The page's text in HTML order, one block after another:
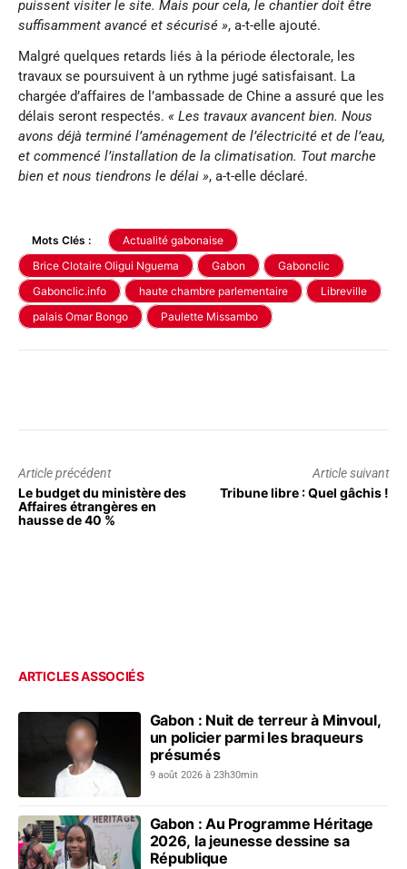
puissent visiter le site. Mais pour cela, le chantier doit être
suffisamment avancé et sécurisé », a-t-elle ajouté.
Malgré quelques retards liés à la période électorale, les
travaux se poursuivent à un rythme jugé satisfaisant. La
chargée d’affaires de l’ambassade de Chine a assuré que les
délais seront respectés. « Les travaux avancent bien. Nous
avons déjà terminé l’aménagement de l’électricité et de l’eau,
et commencé l’installation de la climatisation. Tout marche
bien et nous tiendrons le délai », a-t-elle déclaré.
Mots Clés :
Actualité gabonaise
Brice Clotaire Oligui Nguema
Gabon
Gabonclic
Gabonclic.info
haute chambre parlementaire
Libreville
palais Omar Bongo
Paulette Missambo
Article précédent
Le budget du ministère des
Affaires étrangères en
hausse de 40 %
Article suivant
Tribune libre : Quel gâchis !
ARTICLES ASSOCIÉS
Gabon : Nuit de terreur à Minvoul,
un policier parmi les braqueurs
présumés
9 août 2026 à 23h30min
Gabon : Au Programme Héritage
2026, la jeunesse dessine sa
République